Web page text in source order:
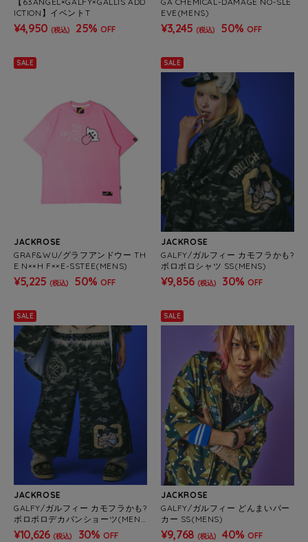
ICTION】イベントT
¥4,950 (税込) 25% OFF
EVE(MENS)
¥3,245 (税込) 50% OFF
SALE
JACKROSE
GRAF&WU/グラフアンドウー TH
E N××H F××E-SSTEE(MENS)
¥5,225 (税込) 50% OFF
SALE
JACKROSE
GALFY/ガルフィー カモフラかも?
ボロボロシャツ SS(MENS)
¥9,856 (税込) 30% OFF
SALE
JACKROSE
GALFY/ガルフィー カモフラかも?
ボロボロデカパンショーツ(MEN
S)
¥10,626 (税込) 30% OFF
SALE
JACKROSE
GALFY/ガルフィー どんまいパー
カー SS(MENS)
¥9,768 (税込) 40% OFF